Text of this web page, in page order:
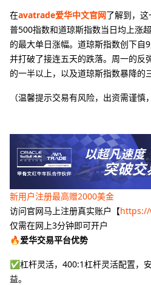
在avatrade爱华中文官网了解到，
普500指数和道琼斯指数当日均上涨
的最大单日涨幅。道琼斯指数创下自
并打破了接连五天的跌落。周一的反
的一半以上，以及道琼斯指数暴降的
（温馨提示交易有风险，出资需谨慎
新用户注册最高赠2000美金
访问官网马上注册真实账户【
仅需在网上3分钟即可开户
🔥爱华交易平台优势
✅杠杆灵活，400:1杠杆灵活配置，
益。